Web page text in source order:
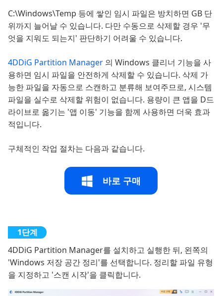
C:\Windows\Temp 등에 쌓인 임시 파일은 방치하면 GB 단
위까지 늘어날 수 있습니다. 다만 수동으로 삭제할 경우 '무
엇을 지워도 되는지' 판단하기 어려울 수 있습니다.
4DDiG Partition Manager 의 Windows 클리너 기능을 사
용하면 임시 파일을 안전하게 삭제할 수 있습니다. 삭제 가
능한 파일을 자동으로 스캔하고 분류해 보여주므로, 시스템
파일을 실수로 삭제할 위험이 없습니다. 용량이 큰 앱을 D드
라이브로 옮기는 '앱 이동' 기능을 함께 사용하면 더욱 효과
적입니다.
구체적인 작업 절차는 다음과 같습니다.
바로 구매
4DDiG Partition Manager를 설치하고 실행한 뒤, 왼쪽의
'Windows 저장 공간 정리'를 선택합니다. 정리할 파일 유형
을 지정하고 '스캔 시작'을 클릭합니다.